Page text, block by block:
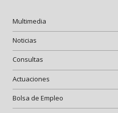
Multimedia
Noticias
Consultas
Actuaciones
Bolsa de Empleo